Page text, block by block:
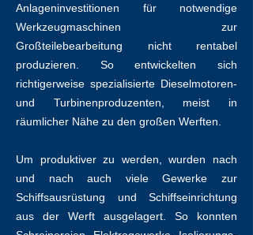
Anlageninvestitionen für notwendige
Werkzeugmaschinen zur
Großteilebearbeitung nicht rentabel
produzieren. So entwickelten sich
richtigerweise spezialisierte Dieselmotoren-
und Turbinenproduzenten, meist in
räumlicher Nähe zu den großen Werften.
Um produktiver zu werden, wurden nach
und nach auch viele Gewerke zur
Schiffsausrüstung und Schiffseinrichtung
aus der Werft ausgelagert. So konnten